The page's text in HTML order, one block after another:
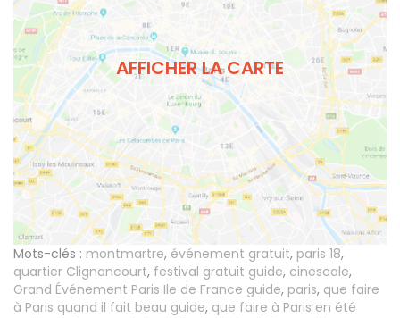
AFFICHER LA CARTE
Mots-clés : montmartre, événement gratuit, paris 18,
quartier Clignancourt, festival gratuit guide, cinescale,
Grand Événement Paris Ile de France guide, paris, que faire
à Paris quand il fait beau guide, que faire à Paris en été